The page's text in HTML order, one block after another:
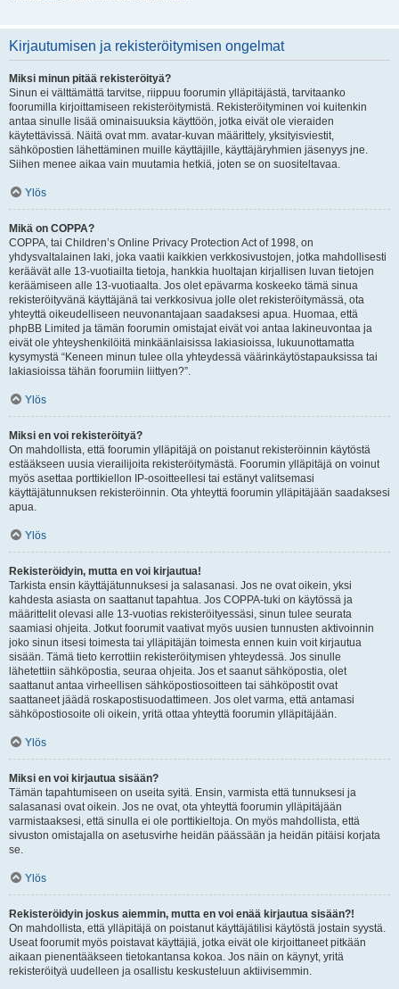
Kirjautumisen ja rekisteröitymisen ongelmat
Miksi minun pitää rekisteröityä?
Sinun ei välttämättä tarvitse, riippuu foorumin ylläpitäjästä, tarvitaanko
foorumilla kirjoittamiseen rekisteröitymistä. Rekisteröityminen voi kuitenkin
antaa sinulle lisää ominaisuuksia käyttöön, jotka eivät ole vieraiden
käytettävissä. Näitä ovat mm. avatar-kuvan määrittely, yksityisviestit,
sähköpostien lähettäminen muille käyttäjille, käyttäjäryhmien jäsenyys jne.
Siihen menee aikaa vain muutamia hetkiä, joten se on suositeltavaa.
Ylös
Mikä on COPPA?
COPPA, tai Children’s Online Privacy Protection Act of 1998, on
yhdysvaltalainen laki, joka vaatii kaikkien verkkosivustojen, jotka mahdollisesti
keräävät alle 13-vuotiailta tietoja, hankkia huoltajan kirjallisen luvan tietojen
keräämiseen alle 13-vuotiaalta. Jos olet epävarma koskeeko tämä sinua
rekisteröityvänä käyttäjänä tai verkkosivua jolle olet rekisteröitymässä, ota
yhteyttä oikeudelliseen neuvonantajaan saadaksesi apua. Huomaa, että
phpBB Limited ja tämän foorumin omistajat eivät voi antaa lakineuvontaa ja
eivät ole yhteyshenkilöitä minkäänlaisissa lakiasioissa, lukuunottamatta
kysymystä “Keneen minun tulee olla yhteydessä väärinkäytöstapauksissa tai
lakiasioissa tähän foorumiin liittyen?”.
Ylös
Miksi en voi rekisteröityä?
On mahdollista, että foorumin ylläpitäjä on poistanut rekisteröinnin käytöstä
estääkseen uusia vierailijoita rekisteröitymästä. Foorumin ylläpitäjä on voinut
myös asettaa porttikiellon IP-osoitteellesi tai estänyt valitsemasi
käyttäjätunnuksen rekisteröinnin. Ota yhteyttä foorumin ylläpitäjään saadaksesi
apua.
Ylös
Rekisteröidyin, mutta en voi kirjautua!
Tarkista ensin käyttäjätunnuksesi ja salasanasi. Jos ne ovat oikein, yksi
kahdesta asiasta on saattanut tapahtua. Jos COPPA-tuki on käytössä ja
määrittelit olevasi alle 13-vuotias rekisteröityessäsi, sinun tulee seurata
saamiasi ohjeita. Jotkut foorumit vaativat myös uusien tunnusten aktivoinnin
joko sinun itsesi toimesta tai ylläpitäjän toimesta ennen kuin voit kirjautua
sisään. Tämä tieto kerrottiin rekisteröitymisen yhteydessä. Jos sinulle
lähetettiin sähköpostia, seuraa ohjeita. Jos et saanut sähköpostia, olet
saattanut antaa virheellisen sähköpostiosoitteen tai sähköpostit ovat
saattaneet jäädä roskapostisuodattimeen. Jos olet varma, että antamasi
sähköpostiosoite oli oikein, yritä ottaa yhteyttä foorumin ylläpitäjään.
Ylös
Miksi en voi kirjautua sisään?
Tämän tapahtumiseen on useita syitä. Ensin, varmista että tunnuksesi ja
salasanasi ovat oikein. Jos ne ovat, ota yhteyttä foorumin ylläpitäjään
varmistaaksesi, että sinulla ei ole porttikieltoja. On myös mahdollista, että
sivuston omistajalla on asetusvirhe heidän päässään ja heidän pitäisi korjata
se.
Ylös
Rekisteröidyin joskus aiemmin, mutta en voi enää kirjautua sisään?!
On mahdollista, että ylläpitäjä on poistanut käyttäjätilisi käytöstä jostain syystä.
Useat foorumit myös poistavat käyttäjiä, jotka eivät ole kirjoittaneet pitkään
aikaan pienentääkseen tietokantansa kokoa. Jos näin on käynyt, yritä
rekisteröityä uudelleen ja osallistu keskusteluun aktiivisemmin.